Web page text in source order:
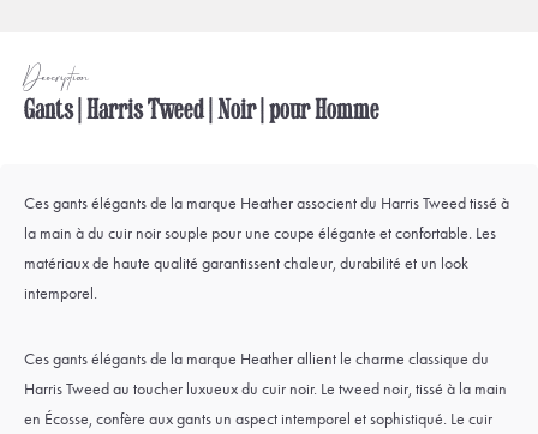
Description
Gants | Harris Tweed | Noir | pour Homme
Ces gants élégants de la marque Heather associent du Harris Tweed tissé à
la main à du cuir noir souple pour une coupe élégante et confortable. Les
matériaux de haute qualité garantissent chaleur, durabilité et un look
intemporel.
Ces gants élégants de la marque Heather allient le charme classique du
Harris Tweed au toucher luxueux du cuir noir. Le tweed noir, tissé à la main
en Écosse, confère aux gants un aspect intemporel et sophistiqué. Le cuir